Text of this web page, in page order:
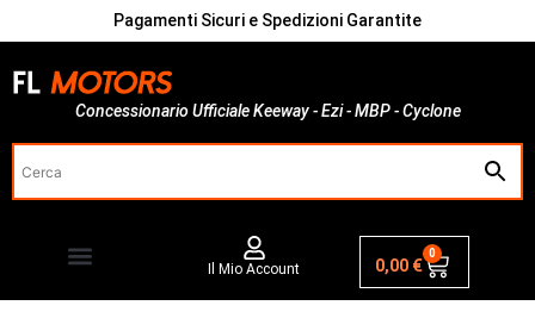
Pagamenti Sicuri e Spedizioni Garantite
Concessionario Ufficiale Keeway - Ezi - MBP - Cyclone
Il Mio Account 0,00 €
0